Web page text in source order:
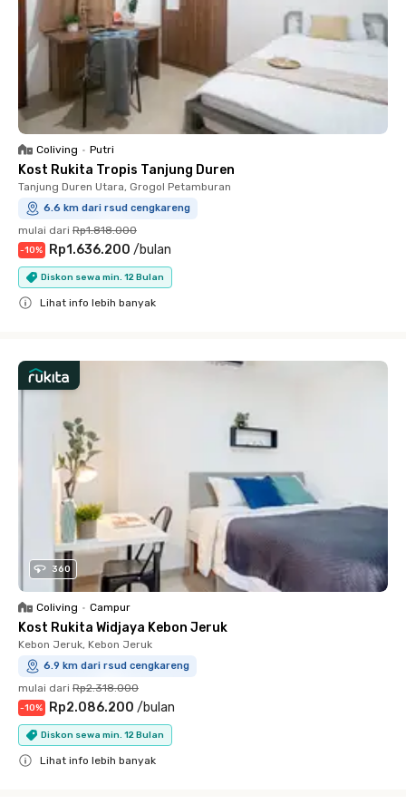
Coliving • Putri
Kost Rukita Tropis Tanjung Duren
Tanjung Duren Utara, Grogol Petamburan
6.6 km dari rsud cengkareng
mulai dari Rp1.818.000
-10% Rp1.636.200 /bulan
Diskon sewa min. 12 Bulan
Lihat info lebih banyak
360
Coliving • Campur
Kost Rukita Widjaya Kebon Jeruk
Kebon Jeruk, Kebon Jeruk
6.9 km dari rsud cengkareng
mulai dari Rp2.318.000
-10% Rp2.086.200 /bulan
Diskon sewa min. 12 Bulan
Lihat info lebih banyak